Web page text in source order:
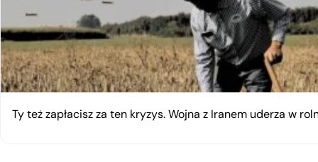
Ty też zapłacisz za ten kryzys. Wojna z Iranem uderza w